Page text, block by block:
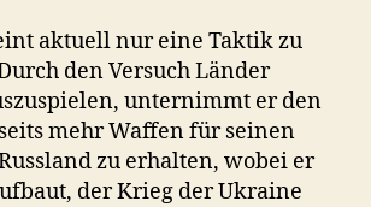
aktuell nur eine Taktik zu
den Versuch Länder
unternimmt er den
mehr Waffen für seinen
zu erhalten, wobei er
der Krieg der Ukraine